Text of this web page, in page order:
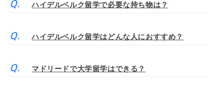
ハイデルベルク留学で必要な持ち物は？
ハイデルベルク留学はどんな人におすすめ？
マドリードで大学留学はできる？